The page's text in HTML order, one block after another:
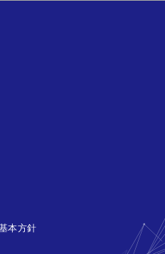
本方針